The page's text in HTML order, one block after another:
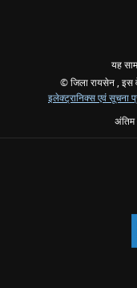
यह
© जिला रायसेन , इस
इलेक्ट्रानिक्स एवं सूचना
अंतिम